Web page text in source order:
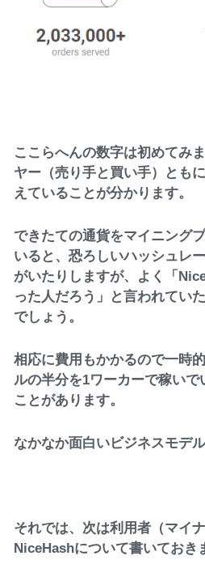
ここらへんの数字は初めてみ
ヤー（売り手と買い手）とも
えていることが分かります。
できたての通貨をマイニング
いると、恐ろしいハッシュレ
がいたりしますが、よく「
った人だろう」と言われてい
でしょう。
相応に費用もかかるので一時
ルの半分を1ワーカーで稼い
ことがあります。
なかなか面白いビジネスモデル
それでは、次は利用者（マイ
NiceHashについて書いておき